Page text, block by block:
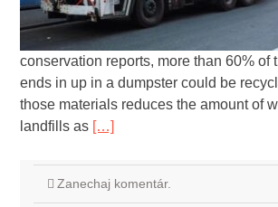
conservation reports, more than 60% of
ends in up in a dumpster could be
those materials reduces the amount of
landfills as […]
Zanechaj komentár.